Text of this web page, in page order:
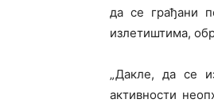
да се грађани
излетиштима,
„Дакле, да се
активности